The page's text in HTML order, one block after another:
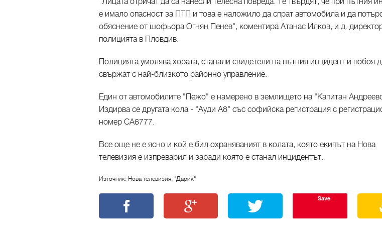
е имало опасност за ПТП и това е наложило да спрат автомобила и да
обяснение от шофьора Огнян Пенев", коментира Атанас Илков, и.д.
полицията в Пловдив.
Полицията умолява хората, станали свидетели на пътния инцидент и побоя
свържат с най-близкото районно управление.
Един от автомобилите "Пежо" е намерено в землището на "Капитан
Издирва се другата кола - "Ауди А8" със софийска регистрация с
номер СА6777.
Все още не е ясно и кой е бил охраняваният в колата, която екипът на Нова
телевизия е изпреварил и заради която е станал инцидентът.
Източник: Нова телевизия, "Дарик"
Save